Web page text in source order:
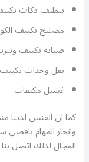
تنظيف دكات
مصليح تكييف
صيانة تكييف
نقل وحدات تكييف
غسيل مكيفات
كما ان الفنيين لدينا
وانجاز المهام
المجال لذلك اتصل